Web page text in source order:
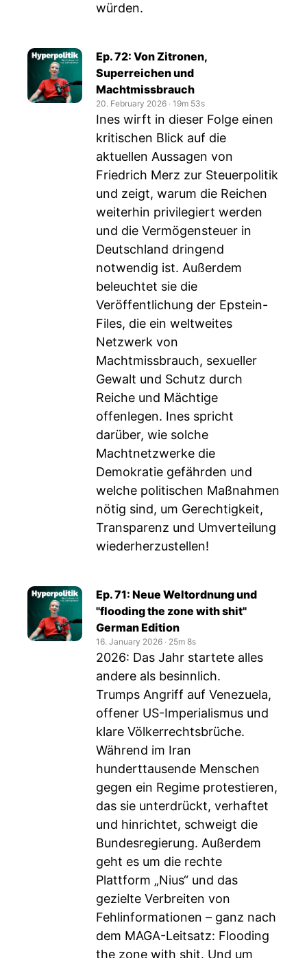
würden.
Ep. 72: Von Zitronen,
Superreichen und
Machtmissbrauch
20. February 2026 ‧ 19m 53s
Ines wirft in dieser Folge einen
kritischen Blick auf die
aktuellen Aussagen von
Friedrich Merz zur Steuerpolitik
und zeigt, warum die Reichen
weiterhin privilegiert werden
und die Vermögensteuer in
Deutschland dringend
notwendig ist. Außerdem
beleuchtet sie die
Veröffentlichung der Epstein-
Files, die ein weltweites
Netzwerk von
Machtmissbrauch, sexueller
Gewalt und Schutz durch
Reiche und Mächtige
offenlegen. Ines spricht
darüber, wie solche
Machtnetzwerke die
Demokratie gefährden und
welche politischen Maßnahmen
nötig sind, um Gerechtigkeit,
Transparenz und Umverteilung
wiederherzustellen!
Ep. 71: Neue Weltordnung und
"flooding the zone with shit"
German Edition
16. January 2026 ‧ 25m 8s
2026: Das Jahr startete alles
andere als besinnlich.
Trumps Angriff auf Venezuela,
offener US-Imperialismus und
klare Völkerrechtsbrüche.
Während im Iran
hunderttausende Menschen
gegen ein Regime protestieren,
das sie unterdrückt, verhaftet
und hinrichtet, schweigt die
Bundesregierung. Außerdem
geht es um die rechte
Plattform „Nius“ und das
gezielte Verbreiten von
Fehlinformationen – ganz nach
dem MAGA-Leitsatz: Flooding
the zone with shit. Und um